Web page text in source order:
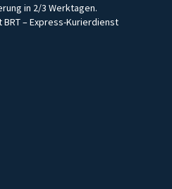
in 2/3 Werktagen.
– Express-Kurierdienst